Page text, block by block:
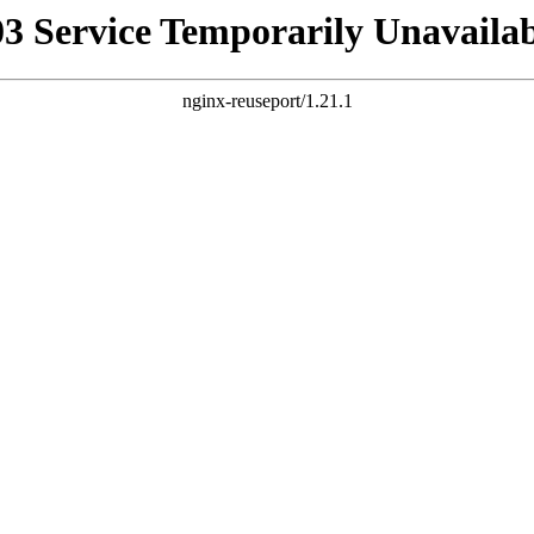
Service Temporarily
nginx-reuseport/1.21.1